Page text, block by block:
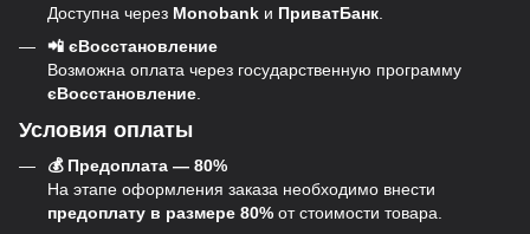
Доступна через Monobank и ПриватБанк
📲 єВосстановление
Возможна оплата через государственную программу
єВосстановление
Условия оплаты
💰 Предоплата — 80%
На этапе оформления заказа необходимо внести
предоплату в размере 80% от стоимости товара.